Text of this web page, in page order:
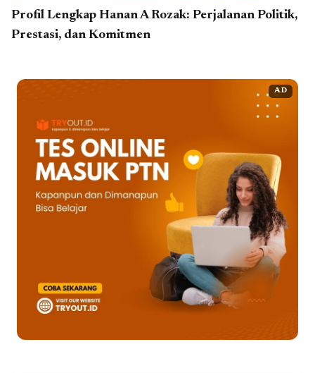
Profil Lengkap Hanan A Rozak: Perjalanan Politik,
Prestasi, dan Komitmen
AD